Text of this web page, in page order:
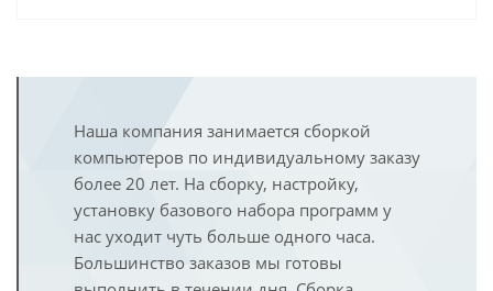
Наша компания занимается сборкой
компьютеров по индивидуальному заказу
более 20 лет. На сборку, настройку,
установку базового набора программ у
нас уходит чуть больше одного часа.
Большинство заказов мы готовы